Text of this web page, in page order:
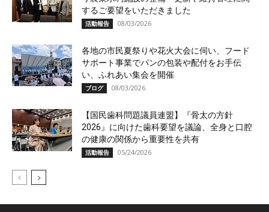
するご要望をいただきました
活動報告 08/03/2026
各地の市民夏祭りや花火大会に伺い、フード
サポート事業でパンの包装や配付をお手伝
い、ふれあい集会を開催
ブログ 08/03/2026
【国民歯科問題議員連盟】『骨太の方針
2026』に向けた歯科要望を議論、全身と口腔
の健康の関係から重要性を共有
活動報告 05/24/2026